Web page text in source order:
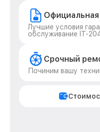
Официальная
Лучшие условия
обслуживание IT-
Срочный
Починим вашу